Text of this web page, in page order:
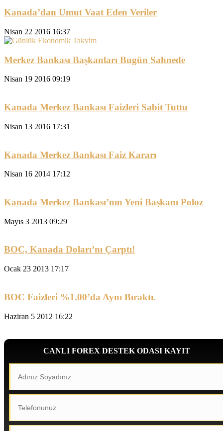
Kanada’dan Umut Vaat Eden Veriler
Nisan 22 2016 16:37
Merkez Bankası Başkanları Bugün Sahnede
Nisan 19 2016 09:19
Kanada Merkez Bankası Faizleri Sabit Tuttu
Nisan 13 2016 17:31
Kanada Merkez Bankası Faiz Kararı
Nisan 16 2014 17:12
Kanada Merkez Bankası’nın Yeni Başkanı Poloz
Mayıs 3 2013 09:29
BOC, Kanada Doları’nı Çarptı!
Ocak 23 2013 17:17
BOC Faizleri %1.00’da Aynı Bıraktı.
Haziran 5 2012 16:22
CANLI FOREX DESTEK ODASI KAYIT